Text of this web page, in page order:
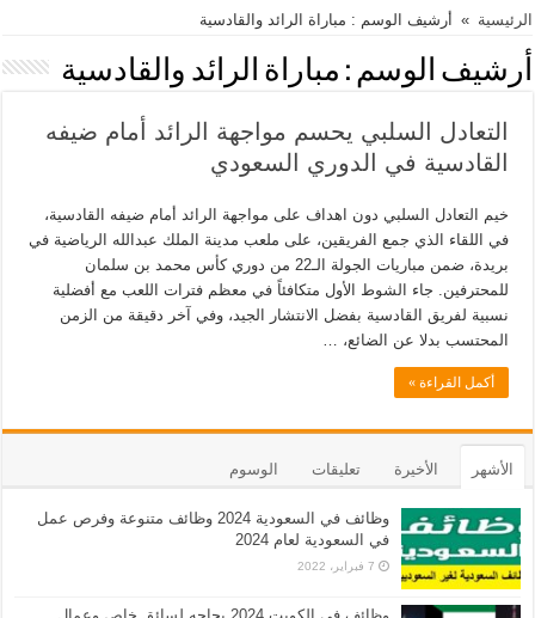
الرئيسية » أرشيف الوسم : مباراة الرائد والقادسية
أرشيف الوسم : مباراة الرائد والقادسية
التعادل السلبي يحسم مواجهة الرائد أمام ضيفه
القادسية في الدوري السعودي
خيم التعادل السلبي دون اهداف على مواجهة الرائد أمام ضيفه القادسية،
في اللقاء الذي جمع الفريقين، على ملعب مدينة الملك عبدالله الرياضية في
بريدة، ضمن مباريات الجولة الـ22 من دوري كأس محمد بن سلمان
للمحترفين. جاء الشوط الأول متكافئاً في معظم فترات اللعب مع أفضلية
نسبية لفريق القادسية بفضل الانتشار الجيد، وفي آخر دقيقة من الزمن
المحتسب بدلا عن الضائع، …
أكمل القراءة »
الأشهر الأخيرة تعليقات الوسوم
وظائف في السعودية 2024 وظائف متنوعة وفرص عمل
في السعودية لعام 2024
7 فبراير، 2022